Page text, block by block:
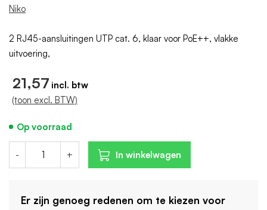
Niko
21,57
(toon excl. BTW)
- + In winkelwagen
Er zijn genoeg redenen om te kiezen voor
Op voorraad
2 RJ45-aansluitingen UTP cat. 6, klaar voor PoE++, vlakke
uitvoering,